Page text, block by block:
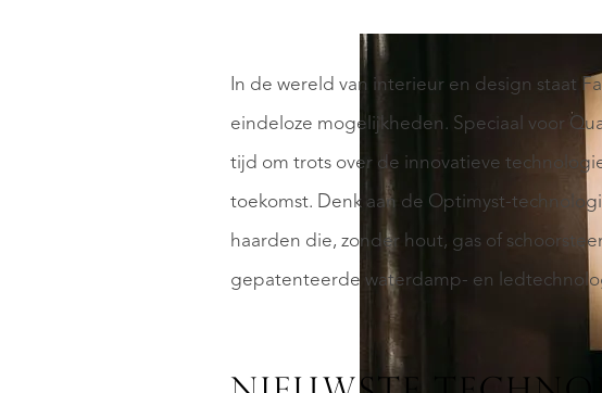
In de wereld van interieur en design staat
eindeloze mogelijkheden. Speciaal voor
tijd om trots over de innovatieve
toekomst. Denk aan de Optimyst-
haarden die, zonder hout, gas of
gepatenteerde waterdamp- en